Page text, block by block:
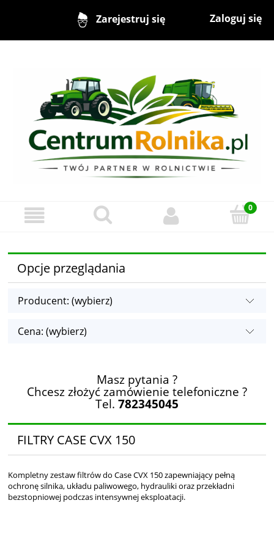
Zarejestruj się Zaloguj się
Opcje przeglądania
Producent: (wybierz)
Cena: (wybierz)
Masz pytania ?
Chcesz złożyć zamówienie telefoniczne ?
Tel. 782345045
FILTRY CASE CVX 150
Kompletny zestaw filtrów do Case CVX 150 zapewniający pełną
ochronę silnika, układu paliwowego, hydrauliki oraz przekładni
bezstopniowej podczas intensywnej eksploatacji.